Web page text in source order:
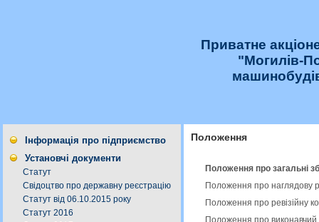
Приватне
"Могилів-
Інформація про підприємство
Установчі документи
Статут
Свідоцтво про державну реєстрацію
Статут від 06.10.2015 року
Статут 2016
Положення
Положення про загальні
Положення про наглядову
Положення про ревізійну
Положення про